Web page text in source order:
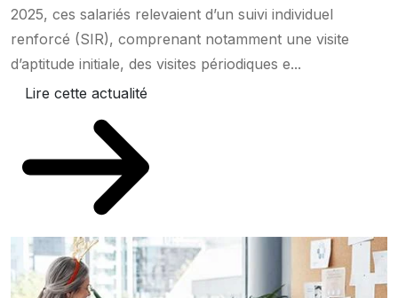
2025, ces salariés relevaient d’un suivi individuel
renforcé (SIR), comprenant notamment une visite
d’aptitude initiale, des visites périodiques e...
Lire cette actualité